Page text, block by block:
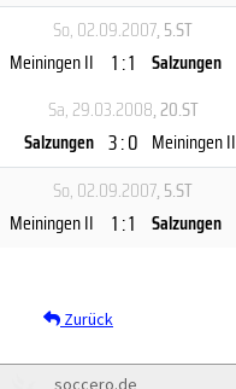
So, 02.09.2007, 5.ST
Meiningen II
1 : 1
Salzungen
Sa, 29.03.2008, 20.ST
Salzungen 3 : 0 Meiningen II
So, 02.09.2007, 5.ST
Meiningen II
1 : 1 Salzungen
Zurück
soccero.de